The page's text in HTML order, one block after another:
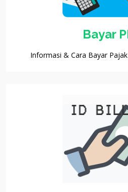
Bayar
Informasi & Cara Bayar